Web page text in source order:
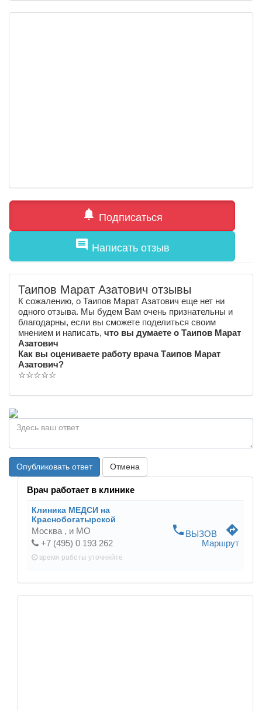
notifications Подписаться
comment Написать отзыв
Таипов Марат Азатович отзывы
К сожалению, о Таипов Марат Азатович еще нет ни
одного отзыва. Мы будем Вам очень признательны и
благодарны, если вы сможете поделиться своим
мнением и написать, что вы думаете о Таипов Марат
Азатович
Как вы оцениваете работу врача Таипов Марат
Азатович?
☆☆☆☆☆
Опубликовать ответ Отмена
Врач работает в клинике
Клиника МЕДСИ на
Краснобогатырской
Москва , и МО
+7 (495) 0 193 262
время работы уточняйте
phone ВЫЗОВ directions
Маршрут